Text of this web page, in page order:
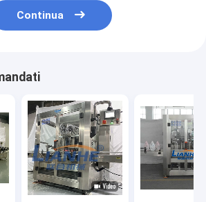
Continua